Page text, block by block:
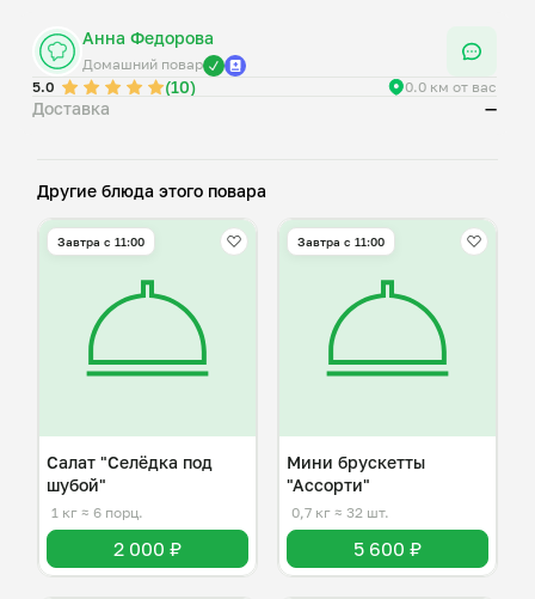
Анна Федорова
Домашний повар
5.0
(10) 0.0 км от вас
Доставка —
Другие блюда этого повара
Завтра c 11:00
Салат "Селёдка под
шубой"
1 кг ≈ 6 порц.
2 000 ₽
Завтра c 11:00
Мини брускетты
"Ассорти"
0,7 кг ≈ 32 шт.
5 600 ₽